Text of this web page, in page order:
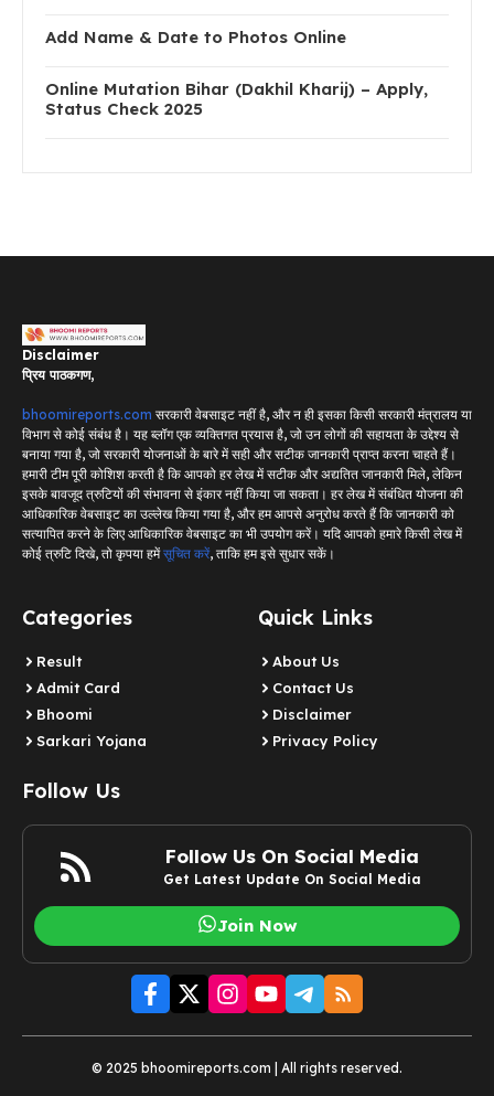
Add Name & Date to Photos Online
Online Mutation Bihar (Dakhil Kharij) – Apply,
Status Check 2025
Disclaimer
प्रिय पाठकगण,
bhoomireports.com सरकारी वेबसाइट नहीं है, और न ही इसका किसी सरकारी मंत्रालय या
विभाग से कोई संबंध है। यह ब्लॉग एक व्यक्तिगत प्रयास है, जो उन लोगों की सहायता के उद्देश्य से
बनाया गया है, जो सरकारी योजनाओं के बारे में सही और सटीक जानकारी प्राप्त करना चाहते हैं।
हमारी टीम पूरी कोशिश करती है कि आपको हर लेख में सटीक और अद्यतित जानकारी मिले, लेकिन
इसके बावजूद त्रुटियों की संभावना से इंकार नहीं किया जा सकता। हर लेख में संबंधित योजना की
आधिकारिक वेबसाइट का उल्लेख किया गया है, और हम आपसे अनुरोध करते हैं कि जानकारी को
सत्यापित करने के लिए आधिकारिक वेबसाइट का भी उपयोग करें। यदि आपको हमारे किसी लेख में
कोई त्रुटि दिखे, तो कृपया हमेंसूचित करें, ताकि हम इसे सुधार सकें।
Categories
Result
Admit Card
Bhoomi
Sarkari Yojana
Quick Links
About Us
Contact Us
Disclaimer
Privacy Policy
Follow Us
Follow Us On Social Media
Get Latest Update On Social Media
Join Now
© 2025 bhoomireports.com | All rights reserved.